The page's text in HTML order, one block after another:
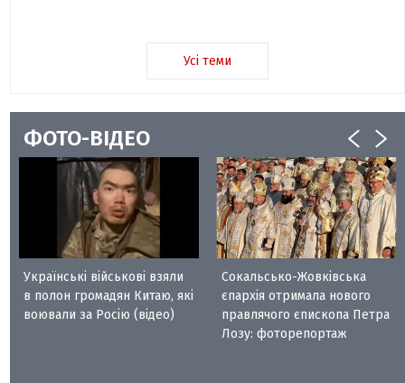
Усі теми
ФОТО-ВІДЕО
Українські військові взяли
в полон громадян Китаю, які
воювали за Росію (відео)
Сокальсько-Жовківська
єпархія отримала нового
правлячого єпископа Петра
Лозу: фоторепортаж